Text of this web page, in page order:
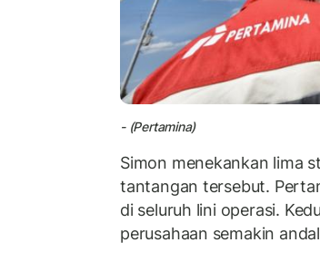
- (Pertamina)
Simon menekankan lima
tantangan tersebut.
di seluruh lini operasi.
perusahaan semakin